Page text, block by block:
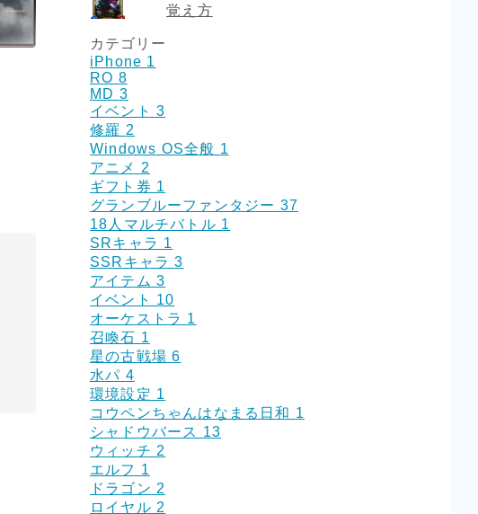
覚え方
カテゴリー
iPhone 1
RO 8
MD 3
イベント 3
修羅 2
Windows OS全般 1
アニメ 2
ギフト券 1
グランブルーファンタジー 37
18人マルチバトル 1
SRキャラ 1
SSRキャラ3
アイテム 3
イベント 10
オーケストラ 1
召喚石 1
星の古戦場6
水パ 4
環境設定 1
コウペンちゃんはなまる日和 1
シャドウバース 13
ウィッチ 2
エルフ 1
ドラゴン 2
ロイヤル 2